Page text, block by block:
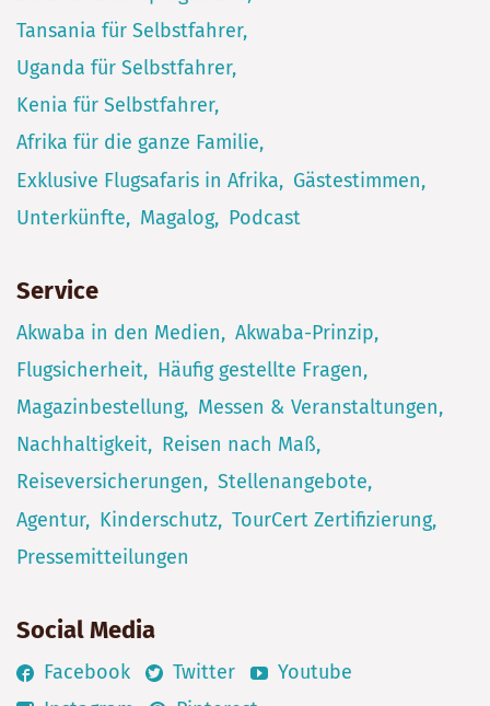
Tansania für Selbstfahrer
Uganda für Selbstfahrer
Kenia für Selbstfahrer
Afrika für die ganze Familie
Exklusive Flugsafaris in Afrika
Gästestimmen
Unterkünfte
Magalog Podcast
Service
Akwaba in den Medien
Akwaba-Prinzip
Flugsicherheit
Häufig gestellte Fragen
Magazinbestellung
Messen & Veranstaltungen
Nachhaltigkeit
Reisen nach Maß
Reiseversicherungen
Stellenangebote
Agentur
Kinderschutz TourCert Zertifizierung
Pressemitteilungen
Social Media
Facebook Twitter
Youtube